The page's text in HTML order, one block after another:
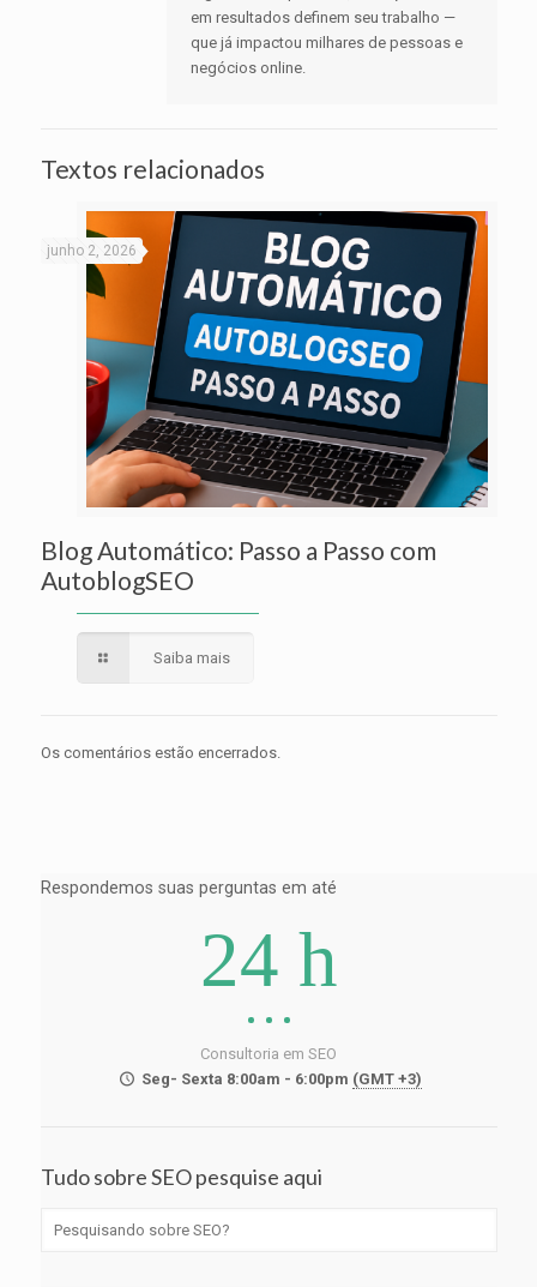
em resultados definem seu trabalho —
que já impactou milhares de pessoas e
negócios online.
Textos relacionados
junho 2, 2026
Blog Automático: Passo a Passo com
AutoblogSEO
Saiba mais
Os comentários estão encerrados.
Respondemos suas perguntas em até
24 h
Consultoria em SEO
Seg- Sexta 8:00am - 6:00pm (GMT +3)
Tudo sobre SEO pesquise aqui